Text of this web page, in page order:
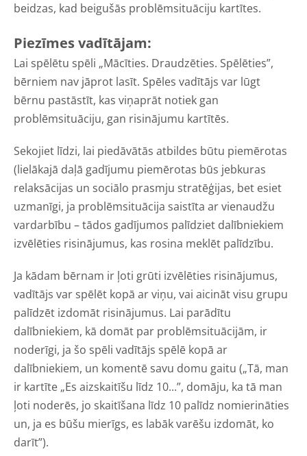
beidzas, kad beigušās problēmsituāciju kartītes.
Piezīmes vadītājam:
Lai spēlētu spēli „Mācīties. Draudzēties. Spēlēties”,
bērniem nav jāprot lasīt. Spēles vadītājs var lūgt
bērnu pastāstīt, kas viņaprāt notiek gan
problēmsituāciju, gan risinājumu kartītēs.
Sekojiet līdzi, lai piedāvātās atbildes būtu piemērotas
(lielākajā daļā gadījumu piemērotas būs jebkuras
relaksācijas un sociālo prasmju stratēģijas, bet esiet
uzmanīgi, ja problēmsituācija saistīta ar vienaudžu
vardarbību – tādos gadījumos palīdziet dalībniekiem
izvēlēties risinājumus, kas rosina meklēt palīdzību.
Ja kādam bērnam ir ļoti grūti izvēlēties risinājumus,
vadītājs var spēlēt kopā ar viņu, vai aicināt visu grupu
palīdzēt izdomāt risinājumus. Lai parādītu
dalībniekiem, kā domāt par problēmsituācijām, ir
noderīgi, ja šo spēli vadītājs spēlē kopā ar
dalībniekiem, un komentē savu domu gaitu („Tā, man
ir kartīte „Es aizskaitīšu līdz 10...”, domāju, ka tā man
ļoti noderēs, jo skaitīšana līdz 10 palīdz nomierināties
un, ja es būšu mierīgs, es labāk varēšu izdomāt, ko
darīt”).